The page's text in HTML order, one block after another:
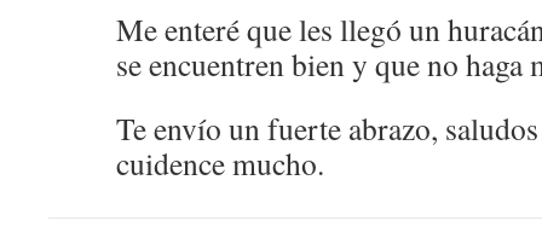
Me enteré que les llegó un
se encuentren bien y que no haga
Te envío un fuerte abrazo,
cuidence mucho.